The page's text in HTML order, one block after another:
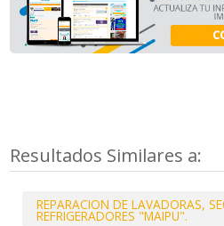
Resultados Similares a:
REPARACION DE LAVADORAS,
REFRIGERADORES "MAIPU".